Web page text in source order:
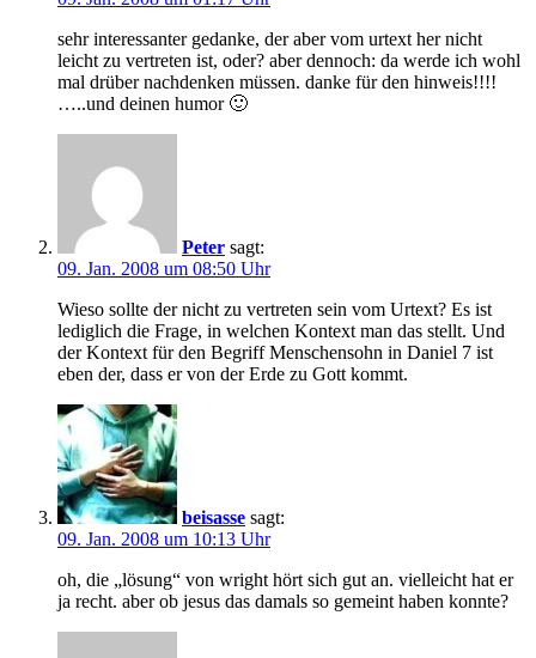
sehr interessanter gedanke, der aber vom urtext her nicht
leicht zu vertreten ist, oder? aber dennoch: da werde ich wohl
mal drüber nachdenken müssen. danke für den hinweis!!!!
…..und deinen humor 🙂
Peter sagt:
09. Jan. 2008 um 08:50 Uhr
Wieso sollte der nicht zu vertreten sein vom Urtext? Es ist
lediglich die Frage, in welchen Kontext man das stellt. Und
der Kontext für den Begriff Menschensohn in Daniel 7 ist
eben der, dass er von der Erde zu Gott kommt.
beisasse sagt:
09. Jan. 2008 um 10:13 Uhr
oh, die „lösung“ von wright hört sich gut an. vielleicht hat er
ja recht. aber ob jesus das damals so gemeint haben konnte?